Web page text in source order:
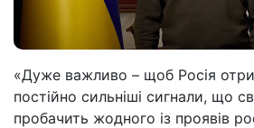
«Дуже важливо – щоб Росія
постійно сильніші сигнали, що
пробачить жодного із проявів